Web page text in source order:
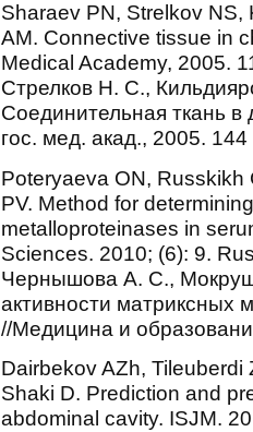
Sharaev PN, Strelkov NS,
AM. Connective tissue in
Medical Academy, 2005.
Стрелков Н. С.,
Соединительная ткань в
гос. мед. акад., 2005. 144
Poteryaeva ON,
PV. Method for
metalloproteinases in
Sciences. 2010; (6): 9.
Чернышова А. С.,
активности матриксных
//Медицина и
Dairbekov AZh,
Shaki D. Prediction and
abdominal cavity. ISJM.